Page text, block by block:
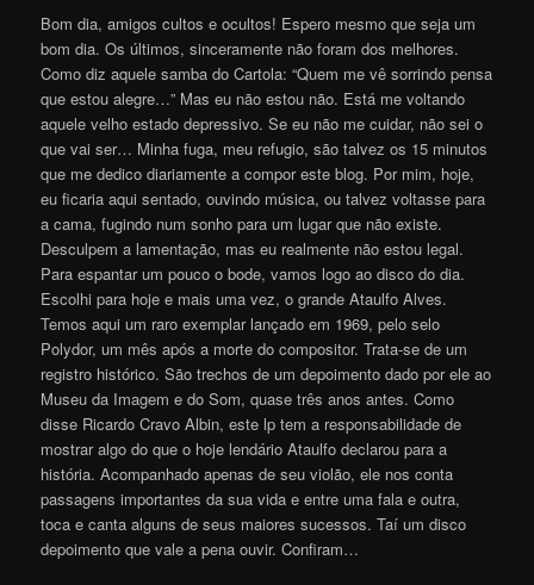
Bom dia, amigos cultos e ocultos! Espero mesmo que seja um
bom dia. Os últimos, sinceramente não foram dos melhores.
Como diz aquele samba do Cartola: “Quem me vê sorrindo pensa
que estou alegre…” Mas eu não estou não. Está me voltando
aquele velho estado depressivo. Se eu não me cuidar, não sei o
que vai ser… Minha fuga, meu refugio, são talvez os 15 minutos
que me dedico diariamente a compor este blog. Por mim, hoje,
eu ficaria aqui sentado, ouvindo música, ou talvez voltasse para
a cama, fugindo num sonho para um lugar que não existe.
Desculpem a lamentação, mas eu realmente não estou legal.
Para espantar um pouco o bode, vamos logo ao disco do dia.
Escolhi para hoje e mais uma vez, o grande Ataulfo Alves.
Temos aqui um raro exemplar lançado em 1969, pelo selo
Polydor, um mês após a morte do compositor. Trata-se de um
registro histórico. São trechos de um depoimento dado por ele ao
Museu da Imagem e do Som, quase três anos antes. Como
disse Ricardo Cravo Albin, este lp tem a responsabilidade de
mostrar algo do que o hoje lendário Ataulfo declarou para a
história. Acompanhado apenas de seu violão, ele nos conta
passagens importantes da sua vida e entre uma fala e outra,
toca e canta alguns de seus maiores sucessos. Taí um disco
depoimento que vale a pena ouvir. Confiram…